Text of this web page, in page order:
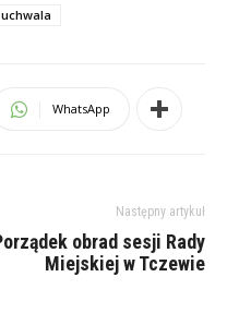
uchwala
WhatsApp
Następny artykuł
obrad sesji Rady
Miejskiej w Tczewie